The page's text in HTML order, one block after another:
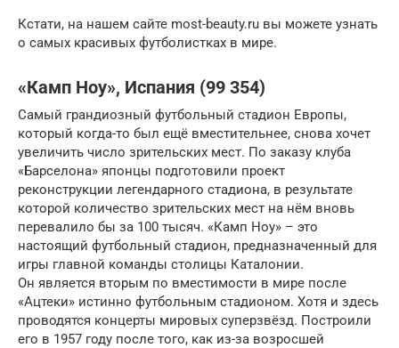
Кстати, на нашем сайте most-beauty.ru вы можете узнать
о самых красивых футболистках в мире.
«Камп Ноу», Испания (99 354)
Самый грандиозный футбольный стадион Европы,
который когда-то был ещё вместительнее, снова хочет
увеличить число зрительских мест. По заказу клуба
«Барселона» японцы подготовили проект
реконструкции легендарного стадиона, в результате
которой количество зрительских мест на нём вновь
перевалило бы за 100 тысяч. «Камп Ноу» – это
настоящий футбольный стадион, предназначенный для
игры главной команды столицы Каталонии.
Он является вторым по вместимости в мире после
«Ацтеки» истинно футбольным стадионом. Хотя и здесь
проводятся концерты мировых суперзвёзд. Построили
его в 1957 году после того, как из-за возросшей